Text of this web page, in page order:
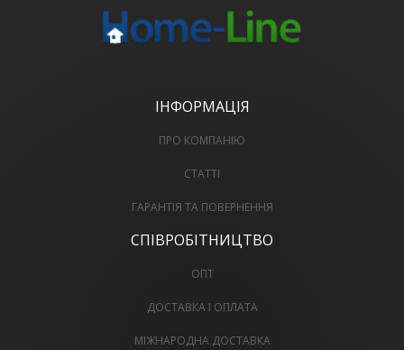
ІНФОРМАЦІЯ
ПРО КОМПАНІЮ
СТАТТІ
ГАРАНТІЯ ТА ПОВЕРНЕННЯ
СПІВРОБІТНИЦТВО
ОПТ
ДОСТАВКА І ОПЛАТА
МІЖНАРОДНА ДОСТАВКА